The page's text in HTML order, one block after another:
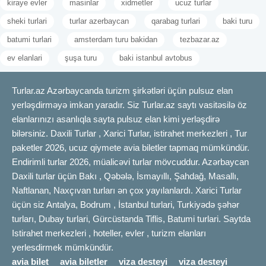
kiraye evler masinlar xidmetler ucuz turlar
sheki turlari turlar azerbaycan qarabag turlari baki turu
batumi turlari amsterdam turu bakidan tezbazar.az
ev elanlari şuşa turu baki istanbul avtobus
Turlar.az Azərbaycanda turizm şirkətləri üçün pulsuz elan
yerləşdirməyə imkan yaradır. Siz Turlar.az saytı vasitəsilə öz
elanlarınızı asanlıqla sayta pulsuz elan kimi yerləşdirə
bilərsiniz. Daxili Turlar , Xarici Turlar, istirahet merkezleri , Tur
paketler 2026, ucuz qiymete avia biletler tapmaq mümkündür.
Endirimli turlar 2026, müalicəvi turlar mövcuddur. Azərbaycan
Daxili turlar üçün Bakı , Qəbələ, İsmayıllı, Şahdağ, Masallı,
Naftlanan, Naxçıvan turları ən çox yayılanlardı. Xarici Turlar
üçün siz Antalya, Bodrum , İstanbul turlari, Turkiyədə şəhər
turları, Dubay turlari, Gürcüstanda Tiflis, Batumi turlari. Saytda
Istirahet merkezleri , hoteller, evler , turizm elanları
yerlesdirmek mümkündür.
avia bilet
avia biletler viza desteyi viza desteyi